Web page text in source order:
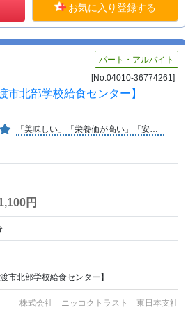
お気に入り登録する
パート・アルバイト
[No:04010-36774261]
市北部学校給食センター】
「美味しい」「栄養価が高い」「安価な」手作り料理の提供を基本理念に、常に理想給食を心がけ、働く人の健康を支えることに専念しています。
円
市北部学校給食センター】
株式会社 ニッコクトラスト 東日本支社